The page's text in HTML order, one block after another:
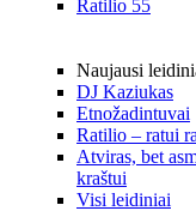
Ratilio 55
Naujausi
DJ Kaziukas
Etnožadintuvai
Ratilio – ratui
Atviras, bet
kraštui
Visi leidiniai